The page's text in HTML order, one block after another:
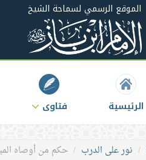
الموقع الرسمي لسماحة الشيخ
الرئيسية فتاوى
نور على الدرب حكم من أوصاه